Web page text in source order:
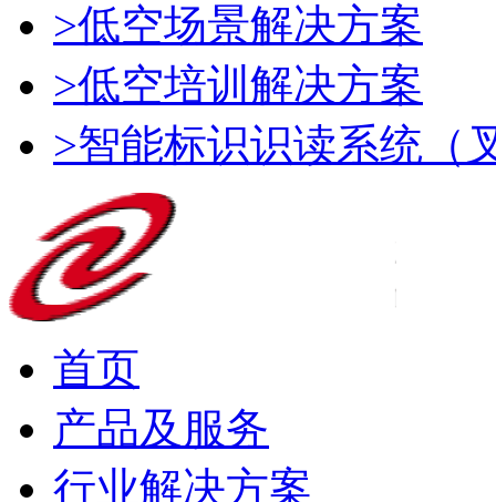
>低空场景解决方案
>低空培训解决方案
>智能标识识读系统（
首页
产品及服务
行业解决方案